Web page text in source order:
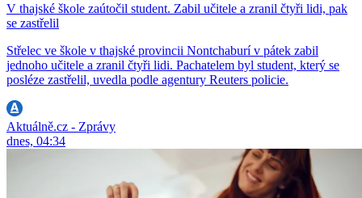
V thajské škole zaútočil student. Zabil učitele a zranil čtyři lidi, pak
se zastřelil
Střelec ve škole v thajské provincii Nontchaburí v pátek zabil
jednoho učitele a zranil čtyři lidi. Pachatelem byl student, který se
posléze zastřelil, uvedla podle agentury Reuters policie.
Aktuálně.cz - Zprávy
dnes, 04:34